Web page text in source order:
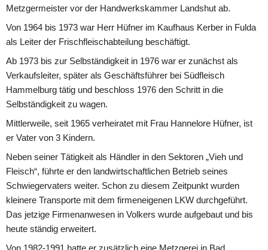
Metzgermeister vor der Handwerkskammer Landshut ab.
Von 1964 bis 1973 war Herr Hüfner im Kaufhaus Kerber in Fulda
als Leiter der Frischfleischabteilung beschäftigt.
Ab 1973 bis zur Selbständigkeit in 1976 war er zunächst als
Verkaufsleiter, später als Geschäftsführer bei Südfleisch
Hammelburg tätig und beschloss 1976 den Schritt in die
Selbständigkeit zu wagen.
Mittlerweile, seit 1965 verheiratet mit Frau Hannelore Hüfner, ist
er Vater von 3 Kindern.
Neben seiner Tätigkeit als Händler in den Sektoren „Vieh und
Fleisch“, führte er den landwirtschaftlichen Betrieb seines
Schwiegervaters weiter. Schon zu diesem Zeitpunkt wurden
kleinere Transporte mit dem firmeneigenen LKW durchgeführt.
Das jetzige Firmenanwesen in Volkers wurde aufgebaut und bis
heute ständig erweitert.